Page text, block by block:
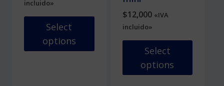
incluido»
Select
options
$12,000 «IVA
incluido»
Select
options